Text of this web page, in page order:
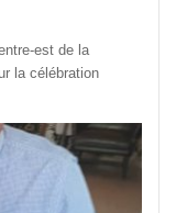
est de la
la célébration